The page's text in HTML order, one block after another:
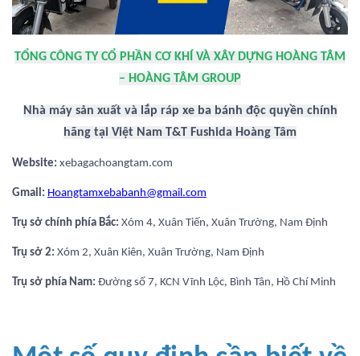
TỔNG CÔNG TY CỔ PHẦN CƠ KHÍ VÀ XÂY DỰNG HOÀNG TÂM
– HOÀNG TÂM GROUP
Nhà máy sản xuất và lắp ráp xe ba bánh độc quyền chính
hãng tại Việt Nam T&T Fushida Hoàng Tâm
Website: xebagachoangtam.com
Gmail: Hoangtamxebabanh@gmail.com
Trụ sở chính phía Bắc: Xóm 4, Xuân Tiến, Xuân Trường, Nam Định
Trụ sở 2: Xóm 2, Xuân Kiên, Xuân Trường, Nam Định
Trụ sở phía Nam: Đường số 7, KCN Vĩnh Lộc, Bình Tân, Hồ Chí Minh